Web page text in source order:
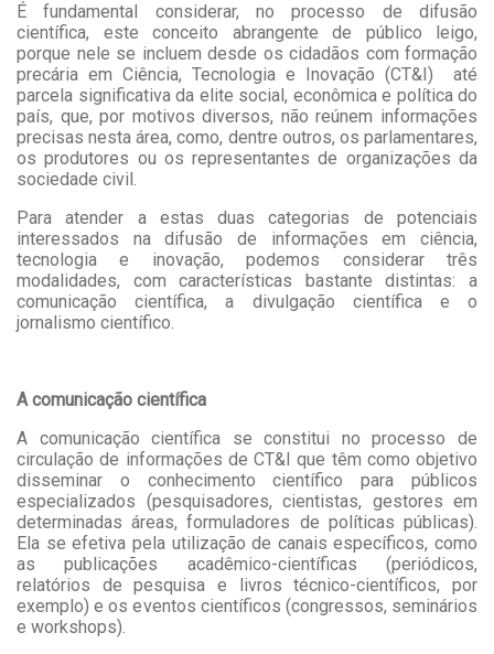
É fundamental considerar, no processo de difusão
científica, este conceito abrangente de público leigo,
porque nele se incluem desde os cidadãos com formação
precária em Ciência, Tecnologia e Inovação (CT&I) até
parcela significativa da elite social, econômica e política do
país, que, por motivos diversos, não reúnem informações
precisas nesta área, como, dentre outros, os parlamentares,
os produtores ou os representantes de organizações da
sociedade civil.
Para atender a estas duas categorias de potenciais
interessados na difusão de informações em ciência,
tecnologia e inovação, podemos considerar três
modalidades, com características bastante distintas: a
comunicação científica, a divulgação científica e o
jornalismo científico.
A comunicação científica
A comunicação científica se constitui no processo de
circulação de informações de CT&I que têm como objetivo
disseminar o conhecimento científico para públicos
especializados (pesquisadores, cientistas, gestores em
determinadas áreas, formuladores de políticas públicas).
Ela se efetiva pela utilização de canais específicos, como
as publicações acadêmico-científicas (periódicos,
relatórios de pesquisa e livros técnico-científicos, por
exemplo) e os eventos científicos (congressos, seminários
e workshops).